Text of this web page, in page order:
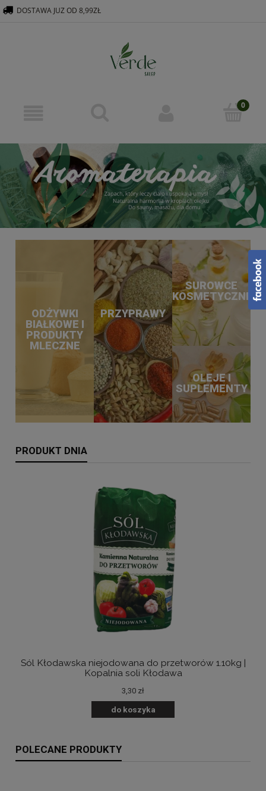
DOSTAWA JUZ OD 8,99ZŁ
ODŻYWKI
BIAŁKOWE I
PRODUKTY
MLECZNE
PRZYPRAWY
SUROWCE
KOSMETYCZNE
OLEJE I
SUPLEMENTY
PRODUKT DNIA
Sól Kłodawska niejodowana do przetworów 1.10kg |
Kopalnia soli Kłodawa
3,30 zł
do koszyka
POLECANE PRODUKTY